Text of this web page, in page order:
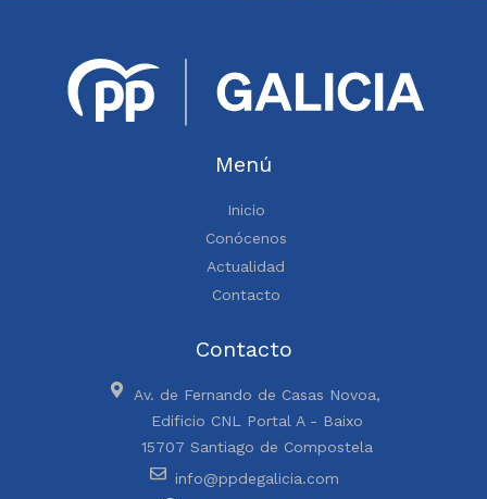
Menú
Inicio
Conócenos
Actualidad
Contacto
Contacto
Av. de Fernando de Casas Novoa,
Edificio CNL Portal A - Baixo
15707 Santiago de Compostela
info@ppdegalicia.com